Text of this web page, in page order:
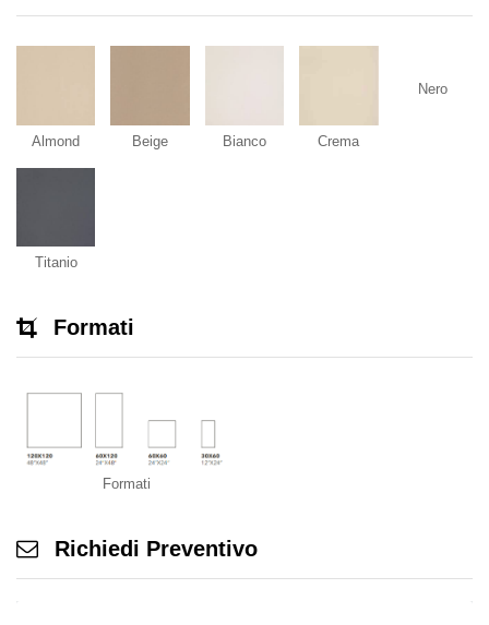
Almond Beige Bianco Crema
Nero
Titanio
Formati
Formati
Richiedi Preventivo